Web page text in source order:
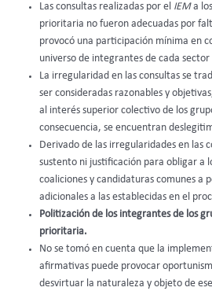
Las consultas realizadas por el IEMa
prioritaria no fueron adecuadas por
provocó una participación mínima en
universo de integrantes de cada sector
La irregularidad en las consultas se
ser consideradas razonables y
al interés superior colectivo de los
consecuencia, se encuentran
Derivado de las irregularidades en las
sustento ni justificación para obligar a
coaliciones y candidaturas comunes a
adicionales a las establecidas en el
Politización de los integrantes de los
prioritaria.
No se tomó en cuenta que la
afirmativas puede provocar
desvirtuar la naturaleza y objeto de